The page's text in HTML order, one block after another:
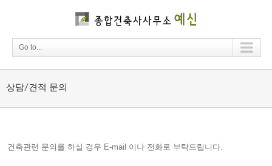
Go to...
상담/견적 문의
건축관련 문의를 하실 경우 E-mail 이나 전화로 부탁드립니다.